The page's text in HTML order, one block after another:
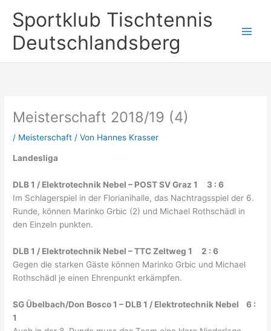
Inhalt
springen
Sportklub Tischtennis
Deutschlandsberg
Meisterschaft 2018/19 (4)
/ Meisterschaft / Von Hannes Krasser
Landesliga
DLB 1 / Elektrotechnik Nebel – POST SV Graz 1 3 : 6
Im Schlagerspiel in der Florianihalle, das Nachtragsspiel der 6.
Runde, können Marinko Grbic (2) und Michael Rothschädl in
den Einzeln punkten.
DLB 1 / Elektrotechnik Nebel – TTC Zeltweg 1 2 : 6
Gegen die starken Gäste können Marinko Grbic und Michael
Rothschädl je einen Ehrenpunkt erkämpfen.
SG Übelbach/Don Bosco 1 – DLB 1 / Elektrotechnik Nebel 6 :
1